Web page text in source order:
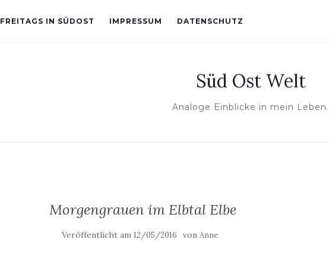
FREITAGS IN SÜDOST IMPRESSUM DATENSCHUTZ
Süd Ost Welt
Analoge Einblicke in mein Leben.
Morgengrauen im Elbtal Elbe
Veröffentlicht am 12/05/2016 von Anne